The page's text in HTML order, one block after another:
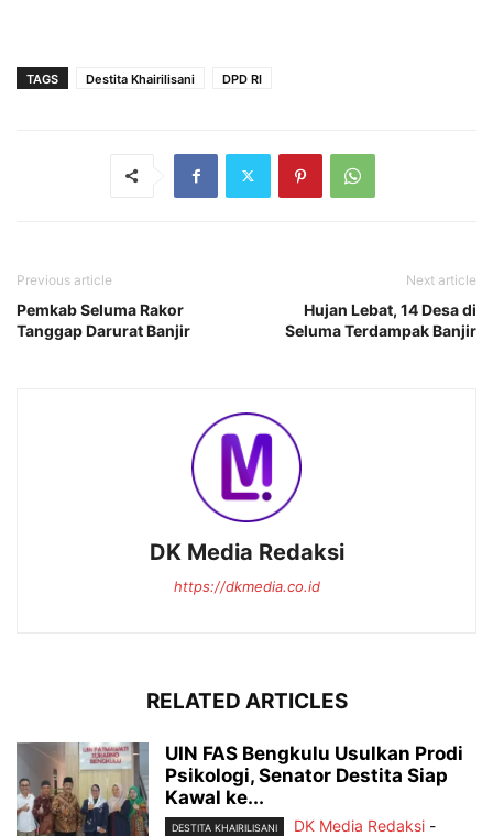
TAGS Destita Khairilisani DPD RI
Previous article
Pemkab Seluma Rakor
Tanggap Darurat Banjir
Next article
Hujan Lebat, 14 Desa di
Seluma Terdampak Banjir
DK Media Redaksi
https://dkmedia.co.id
RELATED ARTICLES
UIN FAS Bengkulu Usulkan Prodi
Psikologi, Senator Destita Siap
Kawal ke...
DESTITA KHAIRILISANI DK Media Redaksi -